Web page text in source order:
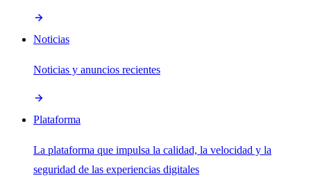
Noticias
Noticias y anuncios recientes
Plataforma
La plataforma que impulsa la calidad, la velocidad y la
seguridad de las experiencias digitales